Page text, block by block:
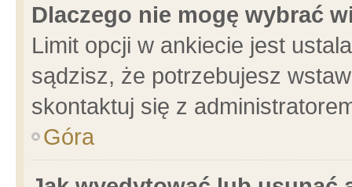
Dlaczego nie mogę wybrać
Limit opcji w ankiecie jest
sądzisz, że potrzebujesz
skontaktuj się z
Góra